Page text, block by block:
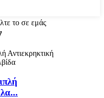
το σε εμάς